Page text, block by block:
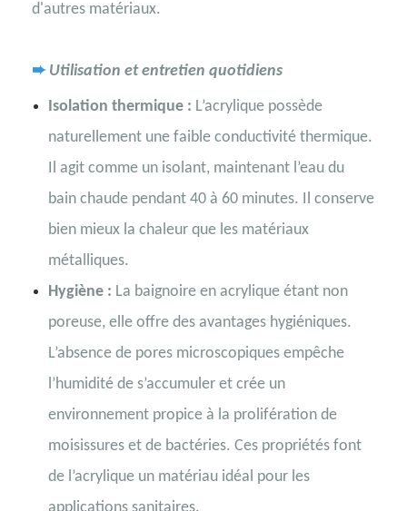
d'autres matériaux.
➨ Utilisation et entretien quotidiens
Isolation thermique : L’acrylique possède
naturellement une faible conductivité thermique.
Il agit comme un isolant, maintenant l’eau du
bain chaude pendant 40 à 60 minutes. Il conserve
bien mieux la chaleur que les matériaux
métalliques.
Hygiène : La baignoire en acrylique étant non
poreuse, elle offre des avantages hygiéniques.
L’absence de pores microscopiques empêche
l’humidité de s’accumuler et crée un
environnement propice à la prolifération de
moisissures et de bactéries. Ces propriétés font
de l’acrylique un matériau idéal pour les